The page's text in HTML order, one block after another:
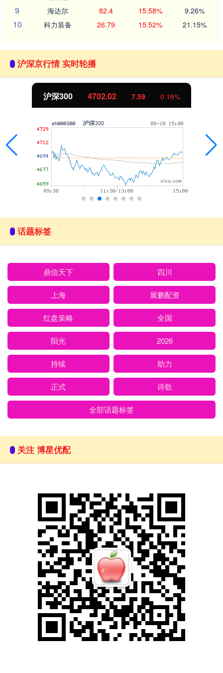
9 海达尔 82.4 15.58% 9.26%
10 科力装备 26.79 15.52% 21.15%
沪深京行情 实时轮播
沪深300 4702.02 7.59 0.16%
话题标签
鼎信天下 四川
上海 展鹏配资
红盘策略 全国
阳光 2026
持续 助力
正式 诗歌
全部话题标签
关注 博星优配